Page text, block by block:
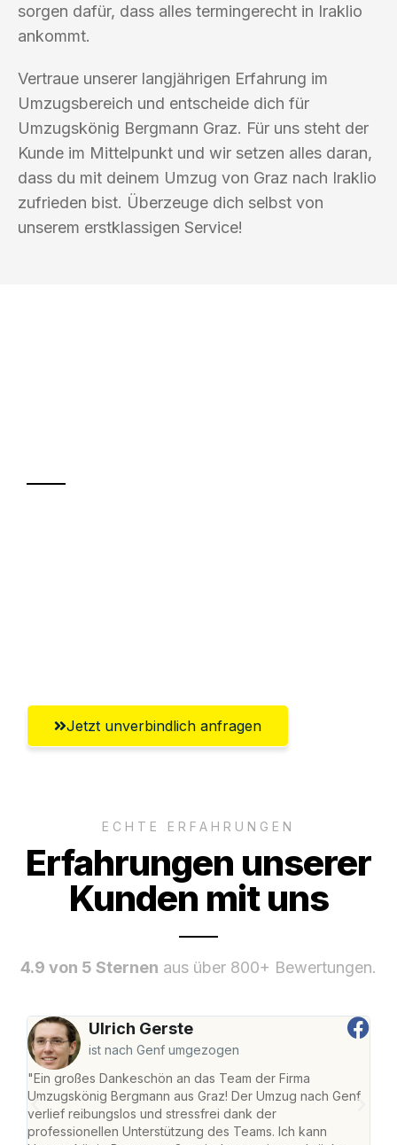
sorgen dafür, dass alles termingerecht in Iraklio
ankommt.
Vertraue unserer langjährigen Erfahrung im
Umzugsbereich und entscheide dich für
Umzugskönig Bergmann Graz. Für uns steht der
Kunde im Mittelpunkt und wir setzen alles daran,
dass du mit deinem Umzug von Graz nach Iraklio
zufrieden bist. Überzeuge dich selbst von
unserem erstklassigen Service!
Jetzt unverbindlich anfragen
ECHTE ERFAHRUNGEN
Erfahrungen unserer
Kunden mit uns
4.9 von 5 Sternen aus über 800+ Bewertungen.
Ulrich Gerste
ist nach Genf umgezogen
"Ein großes Dankeschön an das Team der Firma
Umzugskönig Bergmann aus Graz! Der Umzug nach Genf
verlief reibungslos und stressfrei dank der
professionellen Unterstützung des Teams. Ich kann